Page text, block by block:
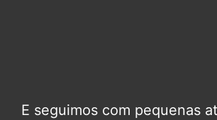
E seguimos com pequenas